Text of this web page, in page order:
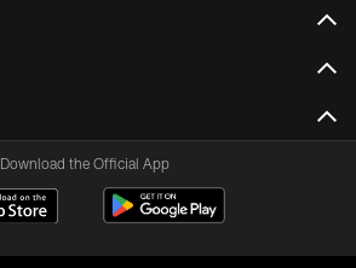
Download the Official App